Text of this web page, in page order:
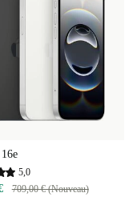
5,0
709,00 € (Nouveau)